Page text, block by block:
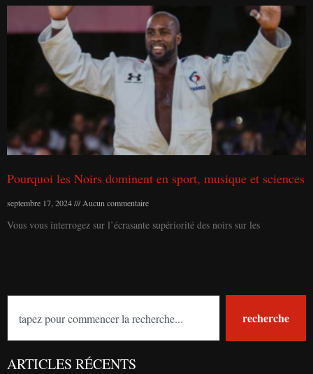
Pourquoi les Noirs dominent en sport, musique et sciences
septembre 17, 2024 Aucun commentaire
Vous vous interrogez sur l’écrasante supériorité des noirs sur les
recherche
ARTICLES RÉCENTS